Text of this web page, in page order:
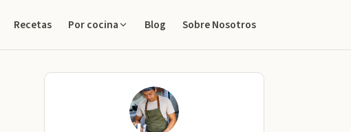
Recetas Por cocina Blog Sobre Nosotros